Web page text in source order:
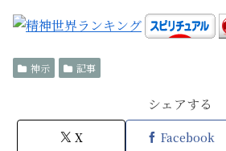
神示 記事
シェアする
X Facebook